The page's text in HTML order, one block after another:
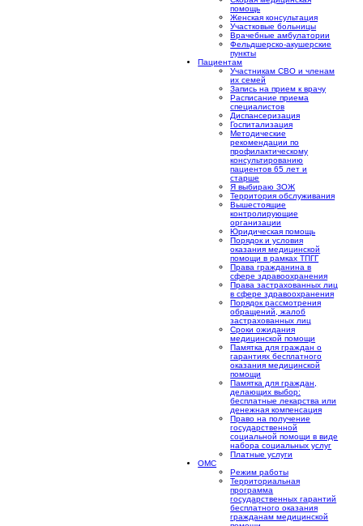
помощь
Женская консультация
Участковые больницы
Врачебные амбулатории
Фельдшерско-акушерские
пункты
Пациентам
Участникам СВО и членам
их семей
Запись на прием к врачу
Расписание приема
специалистов
Диспансеризация
Госпитализация
Методические
рекомендации по
профилактическому
консультированию
пациентов 65 лет и
старше
Я выбираю ЗОЖ
Территория обслуживания
Вышестоящие
контролирующие
организации
Юридическая помощь
Порядок и условия
оказания медицинской
помощи в рамках ТПГГ
Права гражданина в
сфере здравоохранения
Права застрахованных лиц
в сфере здравоохранения
Порядок рассмотрения
обращений, жалоб
застрахованных лиц
Сроки ожидания
медицинской помощи
Памятка для граждан о
гарантиях бесплатного
оказания медицинской
помощи
Памятка для граждан,
делающих выбор:
бесплатные лекарства или
денежная компенсация
Право на получение
государственной
социальной помощи в виде
набора социальных услуг
Платные услуги
ОМС
Режим работы
Территориальная
программа
государственных гарантий
бесплатного оказания
гражданам медицинской